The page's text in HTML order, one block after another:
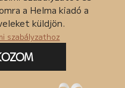
a Helma kiadó a
küldjön.
szabályzathoz